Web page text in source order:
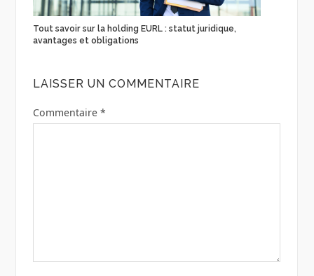
Tout savoir sur la holding EURL : statut juridique,
avantages et obligations
LAISSER UN COMMENTAIRE
Commentaire *